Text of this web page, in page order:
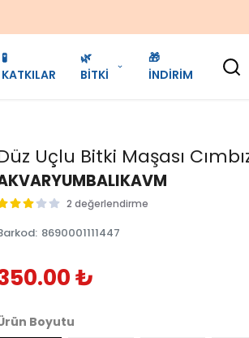
🧪
KATKILAR
🌿
BİTKİ
🎁
İNDİRİM
Uçlu Bitki Maşası
2 değerlendirme
: 8690001111447
₺
Boyutu